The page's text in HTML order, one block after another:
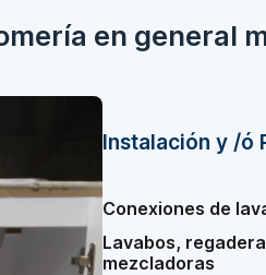
en general
Instalación y /ó
Conexiones de
Lavabos,
mezcladoras